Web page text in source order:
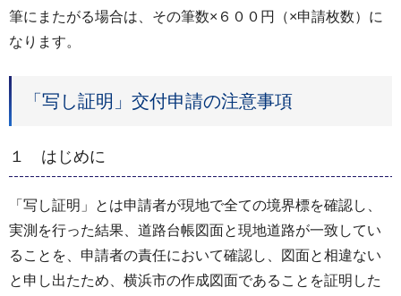
筆にまたがる場合は、その筆数×６００円（×申請枚数）に
なります。
「写し証明」交付申請の注意事項
１ はじめに
「写し証明」とは申請者が現地で全ての境界標を確認し、
実測を行った結果、道路台帳図面と現地道路が一致してい
ることを、申請者の責任において確認し、図面と相違ない
と申し出たため、横浜市の作成図面であることを証明した